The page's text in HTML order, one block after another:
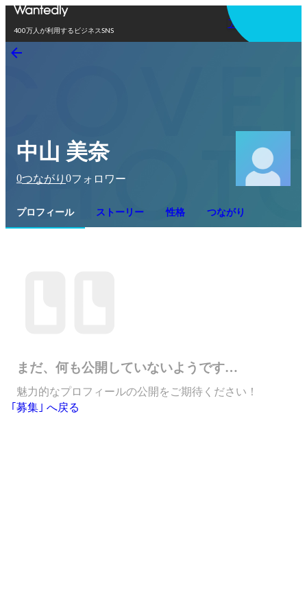
400万人が利用するビジネスSNS
アプリを使う
中山 美奈
0つながり 0フォロワー
プロフィール ストーリー 性格 つながり
まだ、何も公開していないようです…
魅力的なプロフィールの公開をご期待ください！
｢募集｣ へ戻る